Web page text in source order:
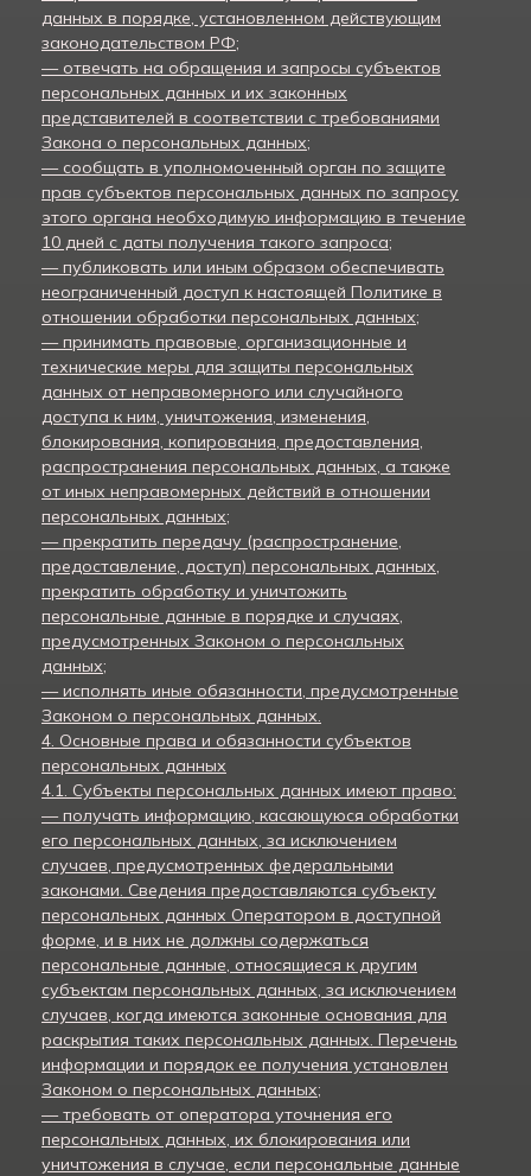
данных в порядке, установленном действующим
законодательством РФ;
— отвечать на обращения и запросы субъектов
персональных данных и их законных
представителей в соответствии с требованиями
Закона о персональных данных;
— сообщать в уполномоченный орган по защите
прав субъектов персональных данных по запросу
этого органа необходимую информацию в течение
10 дней с даты получения такого запроса;
— публиковать или иным образом обеспечивать
неограниченный доступ к настоящей Политике в
отношении обработки персональных данных;
— принимать правовые, организационные и
технические меры для защиты персональных
данных от неправомерного или случайного
доступа к ним, уничтожения, изменения,
блокирования, копирования, предоставления,
распространения персональных данных, а также
от иных неправомерных действий в отношении
персональных данных;
— прекратить передачу (распространение,
предоставление, доступ) персональных данных,
прекратить обработку и уничтожить
персональные данные в порядке и случаях,
предусмотренных Законом о персональных
данных;
— исполнять иные обязанности, предусмотренные
Законом о персональных данных.
4. Основные права и обязанности субъектов
персональных данных
4.1. Субъекты персональных данных имеют право:
— получать информацию, касающуюся обработки
его персональных данных, за исключением
случаев, предусмотренных федеральными
законами. Сведения предоставляются субъекту
персональных данных Оператором в доступной
форме, и в них не должны содержаться
персональные данные, относящиеся к другим
субъектам персональных данных, за исключением
случаев, когда имеются законные основания для
раскрытия таких персональных данных. Перечень
информации и порядок ее получения установлен
Законом о персональных данных;
— требовать от оператора уточнения его
персональных данных, их блокирования или
уничтожения в случае, если персональные данные